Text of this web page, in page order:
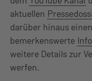
aktuellen
darüber hinaus
bemerkenswerte
weitere Details zur
werfen.